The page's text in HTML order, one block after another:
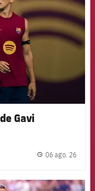
Gavi
06 ago. 26
badge